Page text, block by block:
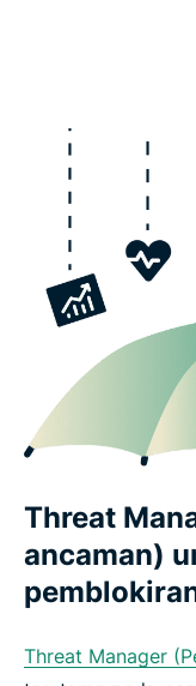
Threat
ancaman)
Threat Manager